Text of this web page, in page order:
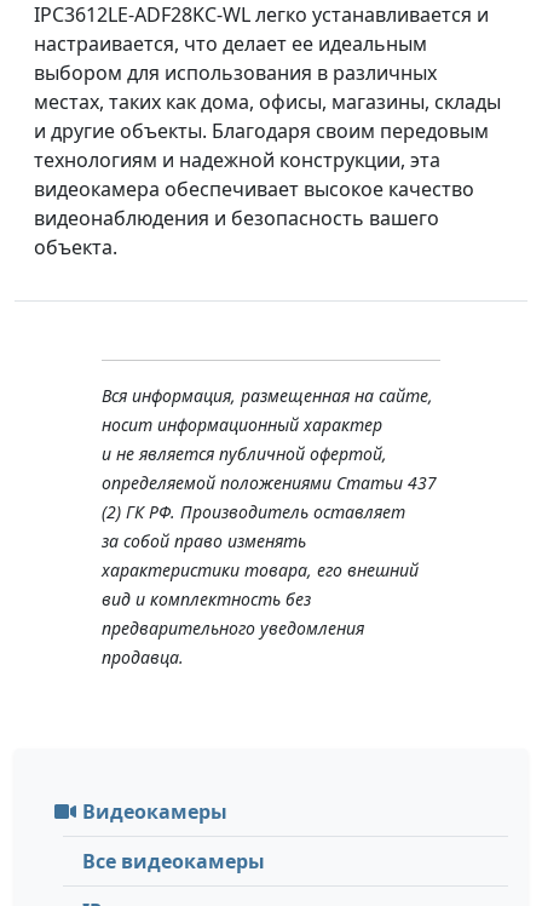
IPC3612LE-ADF28KC-WL легко устанавливается и
настраивается, что делает ее идеальным
выбором для использования в различных
местах, таких как дома, офисы, магазины, склады
и другие объекты. Благодаря своим передовым
технологиям и надежной конструкции, эта
видеокамера обеспечивает высокое качество
видеонаблюдения и безопасность вашего
объекта.
Вся информация, размещенная на сайте,
носит информационный характер
и не является публичной офертой,
определяемой положениями Статьи 437
(2) ГК РФ. Производитель оставляет
за собой право изменять
характеристики товара, его внешний
вид и комплектность без
предварительного уведомления
продавца.
Видеокамеры
Все видеокамеры